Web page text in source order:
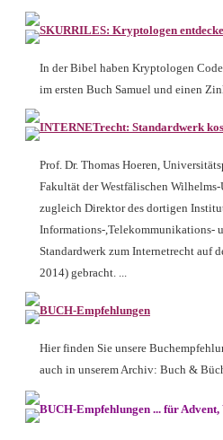
SKURRILES: Kryptologen
In der Bibel haben Kryptologen
im ersten Buch Samuel und einen
INTERNETrecht: Standardwerk
Prof. Dr. Thomas Hoeren,
Fakultät der Westfälischen
zugleich Direktor des dortigen
Informations-,Telekommunikations-
Standardwerk zum Internetrecht auf
2014) gebracht. ...
BUCH-Empfehlungen
Hier finden Sie unsere
auch in unserem Archiv: Buch &
BUCH-Empfehlungen ... fürAdvent,